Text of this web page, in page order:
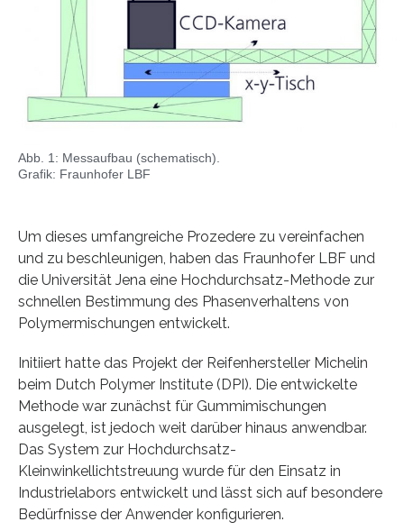
Abb. 1: Messaufbau (schematisch).
Grafik: Fraunhofer LBF
Um dieses umfangreiche Prozedere zu vereinfachen
und zu beschleunigen, haben das Fraunhofer LBF und
die Universität Jena eine Hochdurchsatz-Methode zur
schnellen Bestimmung des Phasenverhaltens von
Polymermischungen entwickelt.
Initiiert hatte das Projekt der Reifenhersteller Michelin
beim Dutch Polymer Institute (DPI). Die entwickelte
Methode war zunächst für Gummimischungen
ausgelegt, ist jedoch weit darüber hinaus anwendbar.
Das System zur Hochdurchsatz-
Kleinwinkellichtstreuung wurde für den Einsatz in
Industrielabors entwickelt und lässt sich auf besondere
Bedürfnisse der Anwender konfigurieren.